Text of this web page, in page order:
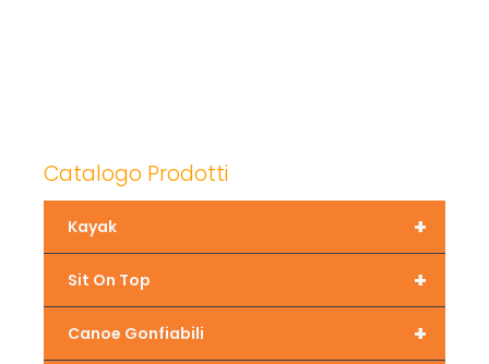
Catalogo Prodotti
+
Kayak
+
Sit On Top
+
Canoe Gonfiabili